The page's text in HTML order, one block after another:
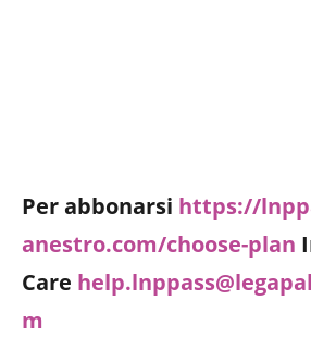
Per abbonarsi https://
anestro.com/choose-plan
Care
m